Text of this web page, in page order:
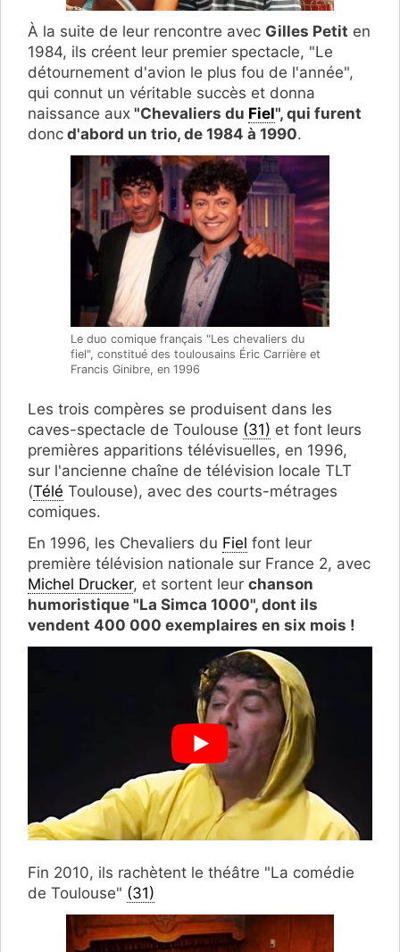
À la suite de leur rencontre avec Gilles Petit en
1984, ils créent leur premier spectacle, "Le
détournement d'avion le plus fou de l'année",
qui connut un véritable succès et donna
naissance aux "Chevaliers du Fiel", qui furent
donc d'abord un trio, de 1984 à 1990.
Le duo comique français "Les chevaliers du
fiel", constitué des toulousains Éric Carrière et
Francis Ginibre, en 1996
Les trois compères se produisent dans les
caves-spectacle de Toulouse (31) et font leurs
premières apparitions télévisuelles, en 1996,
sur l'ancienne chaîne de télévision locale TLT
(Télé Toulouse), avec des courts-métrages
comiques.
En 1996, les Chevaliers du Fiel font leur
première télévision nationale sur France 2, avec
Michel Drucker, et sortent leur chanson
humoristique "La Simca 1000", dont ils
vendent 400 000 exemplaires en six mois !
Fin 2010, ils rachètent le théâtre "La comédie
de Toulouse" (31)